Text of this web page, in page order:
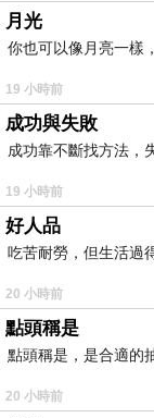
月光
你也可以像月亮一樣
19 小時前
成功與失敗
成功靠不斷找方法，
19 小時前
好人品
吃苦耐勞，但生活過
20 小時前
點頭稱是
點頭稱是，是合適的
20 小時前